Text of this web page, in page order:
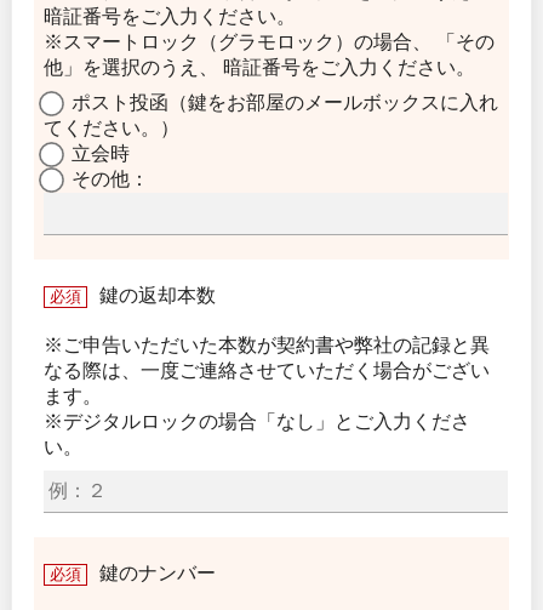
暗証番号をご入力ください。
※スマートロック（グラモロック）の場合、 「その
他」を選択のうえ、 暗証番号をご入力ください。
ポスト投函（鍵をお部屋のメールボックスに入れ
てください。）
立会時
その他：
必須 鍵の返却本数
※ご申告いただいた本数が契約書や弊社の記録と異
なる際は、一度ご連絡させていただく場合がござい
ます。
※デジタルロックの場合「なし」とご入力くださ
い。
必須 鍵のナンバー